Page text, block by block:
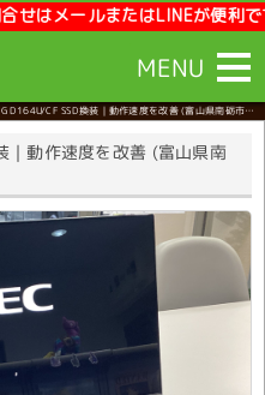
ールまたはLINEが便利です。
MENU
CF SSD換装｜動作速度を改善(富山県南砺市・
｜動作速度を改善 (富山県南